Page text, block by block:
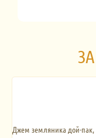
Джем земляника дой-пак,